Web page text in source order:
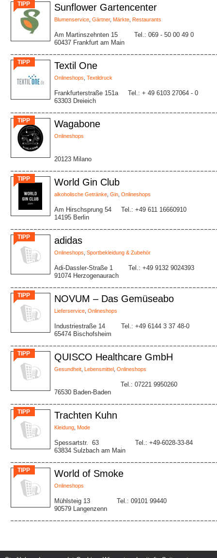
TIPP Sunflower Gartencenter
Blumenservice Gärtner, Märkte Restaurants
Am Martinszehnten 15
60437 Frankfurt am Main
Tel.: 069 - 50 00 49 0
TIPP Textil One
Onlineshops Textildruck
Frankfurterstraße 151a
63303 Dreieich
Tel.: + 49 6103 27064 - 0
TIPP Wagabone
Onlineshops
20123 Milano
TIPP World Gin Club
alkoholische Getränke Gin Onlineshops
Am Hirschsprung 54
14195 Berlin
Tel.: +49 611 16660910
TIPP adidas
Onlineshops Sportbekleidung & Zubehör
Adi-Dassler-Straße 1
91074 Herzogenaurach
Tel.: +49 9132 9024393
TIPP NOVUM – Das Gemüseabo
Lieferservice Onlineshops
Industriestraße 14
65474 Bischofsheim
Tel.: +49 6144 3 37 48-0
TIPP QUISCO Healthcare GmbH
Gesundheit Lebensmittel Onlineshops
76530 Baden-Baden
Tel.: 07221 9950260
TIPP Trachten Kuhn
Kleidung Mode
Spessartstr. 63
63834 Sulzbach am Main
Tel.: +49-6028-33-84
TIPP World of Smoke
Onlineshops
Mühlsteig 13
90579 Langenzenn
Tel.: 09101 99440